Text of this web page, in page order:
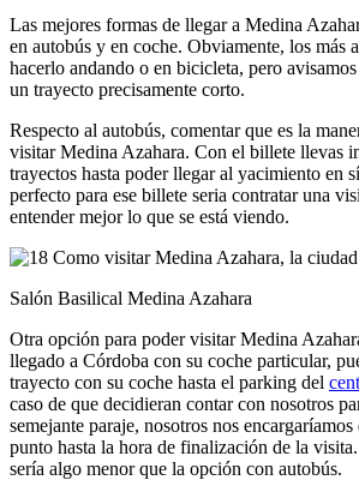
Las mejores formas de llegar a Medina
en autobús y en coche. Obviamente, los más
hacerlo andando o en bicicleta, pero
un trayecto precisamente corto.
Respecto al autobús, comentar que es la
visitar Medina Azahara. Con el billete llevas
trayectos hasta poder llegar al yacimiento en
perfecto para ese billete seria contratar una
entender mejor lo que se está viendo.
Salón Basilical Medina Azahara
Otra opción para poder visitar Medina
llegado a Córdoba con su coche particular,
trayecto con su coche hasta el parking del
caso de que decidieran contar con nosotros
semejante paraje, nosotros nos encargaríamos
punto hasta la hora de finalización de la
sería algo menor que la opción con autobús.